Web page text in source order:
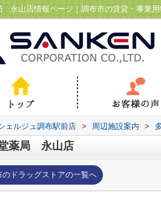
永山店情報ページ｜調布市の賃貸・事業
ェルジュ調布駅前店 > 周辺施設案内 >
薬局 永山店
のドラッグストアの一覧へ